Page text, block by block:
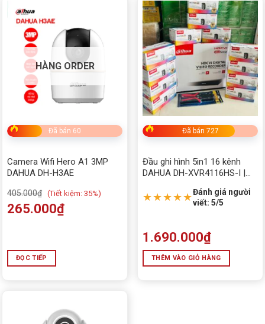
HÀNG ORDER
Đã bán 60
Camera Wifi Hero A1 3MP
DAHUA DH-H3AE
405.000₫ (Tiết kiệm: 35%)
265.000₫
ĐỌC TIẾP
Đã bán 727
Đầu ghi hình 5in1 16 kênh
DAHUA DH-XVR4116HS-I |
★★★★★Đánh giá người
viết: 5/5
1.690.000₫
THÊM VÀO GIỎ HÀNG